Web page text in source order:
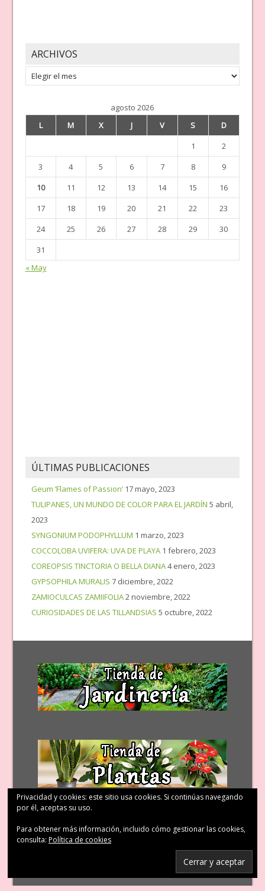
ARCHIVOS
Archivos
agosto 2026
L
M X J V S
D
1
2
3
4 5 6 7 8
9
10
11 12 13 14 15
16
17
18 19 20 21 22
23
24
25 26 27 28 29
30
31
« May
ÚLTIMAS PUBLICACIONES
Geum ‘Flames of Passion’ 17 mayo, 2023
TULIPANES, UN MUNDO DE COLOR PARA EL JARDÍN 5 abril,
2023
SYNGONIUM PODOPHYLLUM 1 marzo, 2023
COCCOLOBA UVIFERA: UVA DE PLAYA 1 febrero, 2023
COREOPSIS TINCTORIA O BELLA DIANA4 enero, 2023
GYPSOPHILA MURALIS 7 diciembre, 2022
ZAMIOCULCAS ZAMIIFOLIA2 noviembre, 2022
CURIOSIDADES DE LAS TILLANDSIAS 5 octubre, 2022
Privacidad y cookies: este sitio usa cookies. Si continúas navegando
por él, aceptas su uso.
Para obtener más información, incluido cómo gestionar las cookies,
consulta: Política de cookies